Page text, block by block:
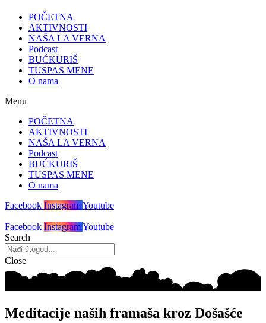
POČETNA
AKTIVNOSTI
NAŠA LA VERNA
Podcast
BUĆKURIŠ
TUSPAS MENE
O nama
Menu
POČETNA
AKTIVNOSTI
NAŠA LA VERNA
Podcast
BUĆKURIŠ
TUSPAS MENE
O nama
Facebook InstagramYoutube
Facebook InstagramYoutube
Search
Close
Meditacije naših framaša kroz Došašće